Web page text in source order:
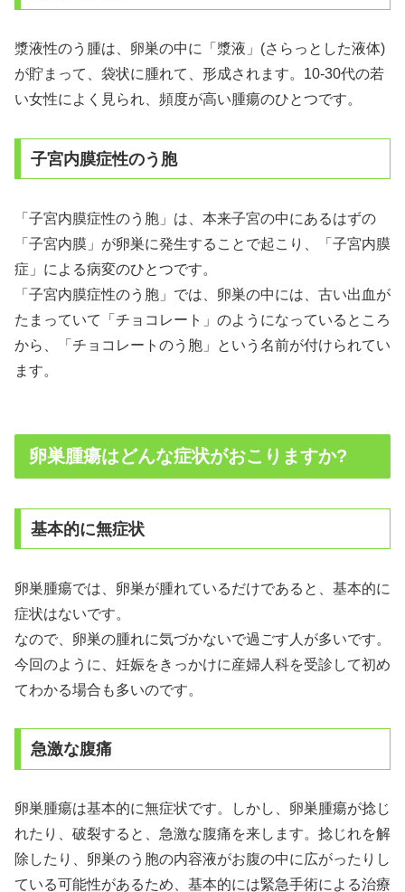
漿液性のう腫は、卵巣の中に「漿液」(さらっとした液体)
が貯まって、袋状に腫れて、形成されます。10-30代の若
い女性によく見られ、頻度が高い腫瘍のひとつです。
子宮内膜症性のう胞
「子宮内膜症性のう胞」は、本来子宮の中にあるはずの
「子宮内膜」が卵巣に発生することで起こり、「子宮内膜
症」による病変のひとつです。
「子宮内膜症性のう胞」では、卵巣の中には、古い出血が
たまっていて「チョコレート」のようになっているところ
から、「チョコレートのう胞」という名前が付けられてい
ます。
卵巣腫瘍はどんな症状がおこりますか?
基本的に無症状
卵巣腫瘍では、卵巣が腫れているだけであると、基本的に
症状はないです。
なので、卵巣の腫れに気づかないで過ごす人が多いです。
今回のように、妊娠をきっかけに産婦人科を受診して初め
てわかる場合も多いのです。
急激な腹痛
卵巣腫瘍は基本的に無症状です。しかし、卵巣腫瘍が捻じ
れたり、破裂すると、急激な腹痛を来します。捻じれを解
除したり、卵巣のう胞の内容液がお腹の中に広がったりし
ている可能性があるため、基本的には緊急手術による治療